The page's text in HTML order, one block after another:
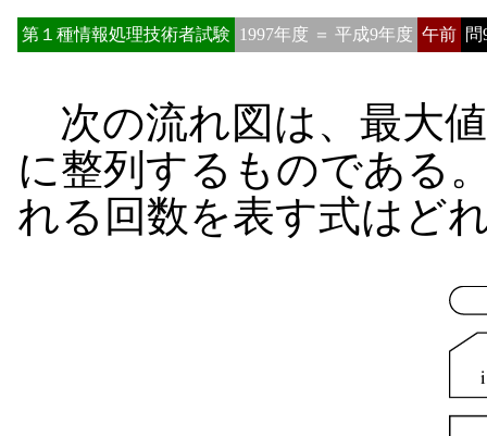
第１種情報処理技術者試験 1997年度 ＝ 平成9年度 午前 問
次の流れ図は、最大
に整列するものである
れる回数を表す式はど